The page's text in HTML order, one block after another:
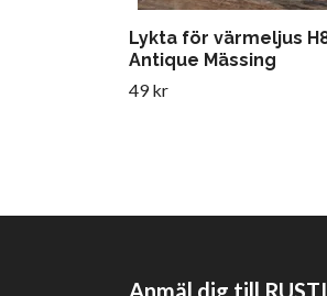
Lykta för värmeljus
Antique Mässing
49 kr
Anmäl dig till